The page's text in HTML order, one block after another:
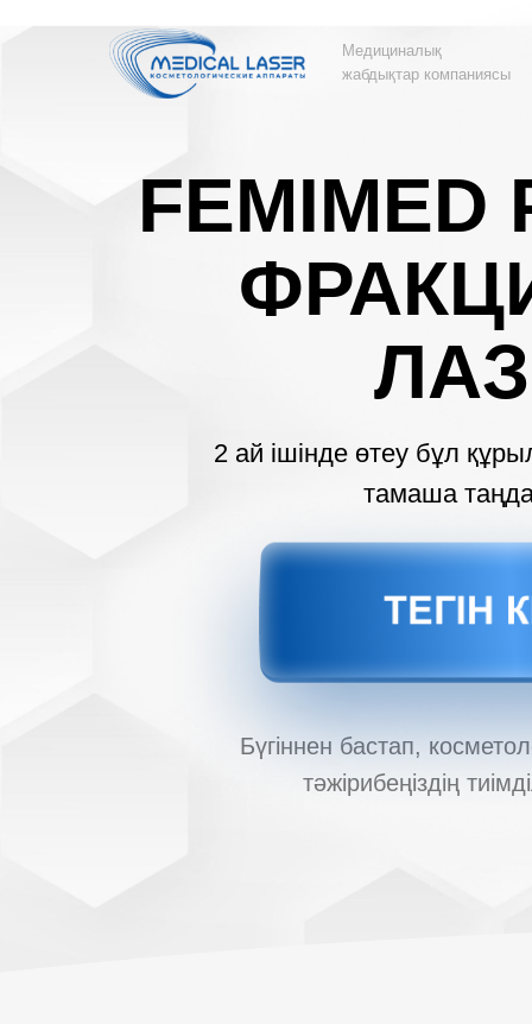
FEMIMED
2 ай ішінде өтеу бұл
тамаша
Бүгіннен бастап,
тәжірибеңіздің
Медициналық
жабдықтар компаниясы